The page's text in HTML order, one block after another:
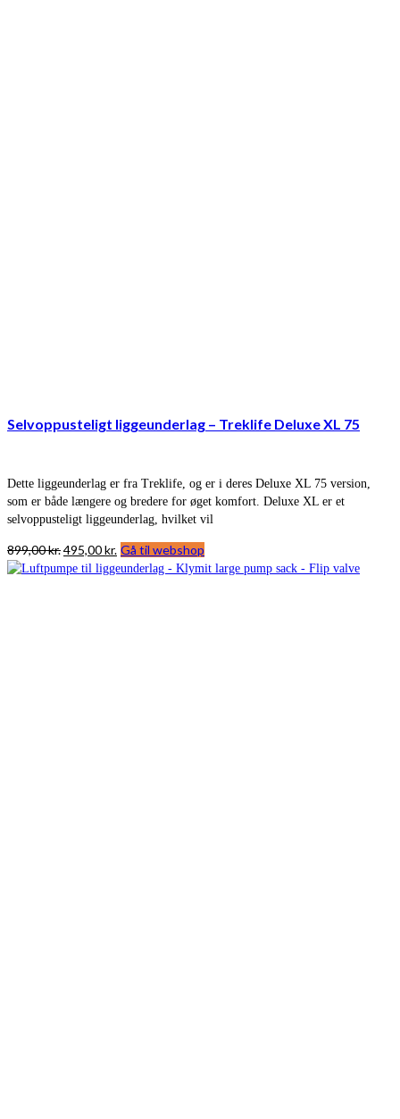
Selvoppusteligt liggeunderlag – Treklife Deluxe XL 75
Dette liggeunderlag er fra Treklife, og er i deres Deluxe XL 75 version,
som er både længere og bredere for øget komfort. Deluxe XL er et
selvoppusteligt liggeunderlag, hvilket vil
899,00kr.Den
oprindelige
495,00kr. Den
aktuelle
Gå til webshop